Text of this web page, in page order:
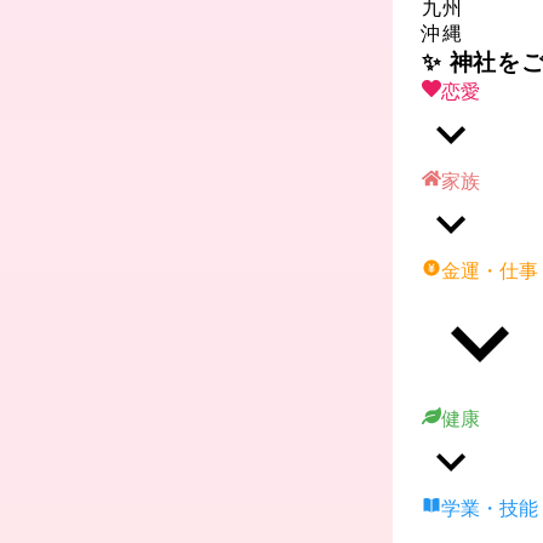
九州
沖縄
✨ 神社を
恋愛
家族
金運・仕事
健康
学業・技能